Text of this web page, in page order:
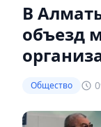
В
объезд
Общество